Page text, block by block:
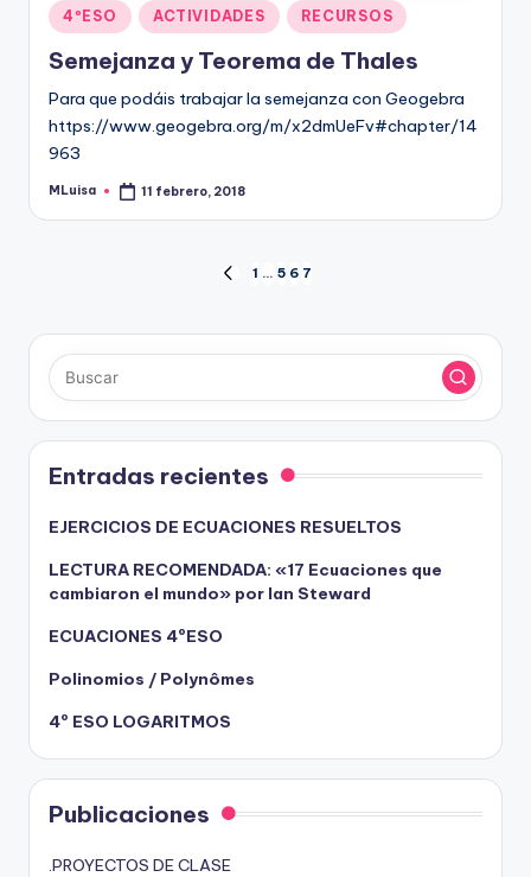
Publicado
en
4ºESO ACTIVIDADES RECURSOS
Semejanza y Teorema de Thales
Para que podáis trabajar la semejanza con Geogebra
https://www.geogebra.org/m/x2dmUeFv#chapter/14
963
Publicado
MLuisa 11 febrero, 2018
Navegación
de
entradas
PÁGINA
1 … 5 6 7
Entradas recientes
EJERCICIOS DE ECUACIONES RESUELTOS
LECTURA RECOMENDADA: «17 Ecuaciones que
cambiaron el mundo» por Ian Steward
ECUACIONES 4ºESO
Polinomios / Polynômes
4º ESO LOGARITMOS
Publicaciones
.PROYECTOS DE CLASE